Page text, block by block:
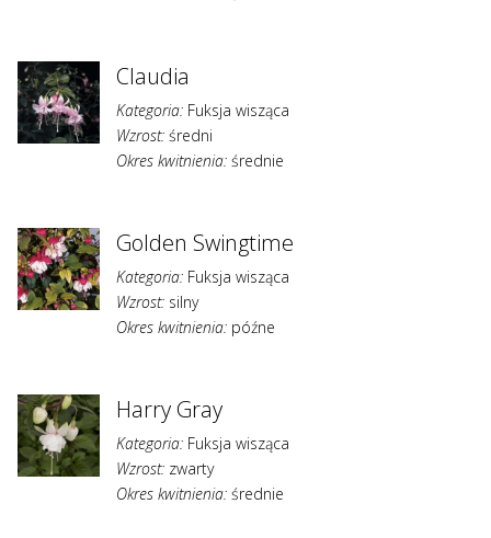
Claudia
Kategoria: Fuksja wisząca
Wzrost: średni
Okres kwitnienia: średnie
Golden Swingtime
Kategoria: Fuksja wisząca
Wzrost: silny
Okres kwitnienia: późne
Harry Gray
Kategoria: Fuksja wisząca
Wzrost: zwarty
Okres kwitnienia: średnie